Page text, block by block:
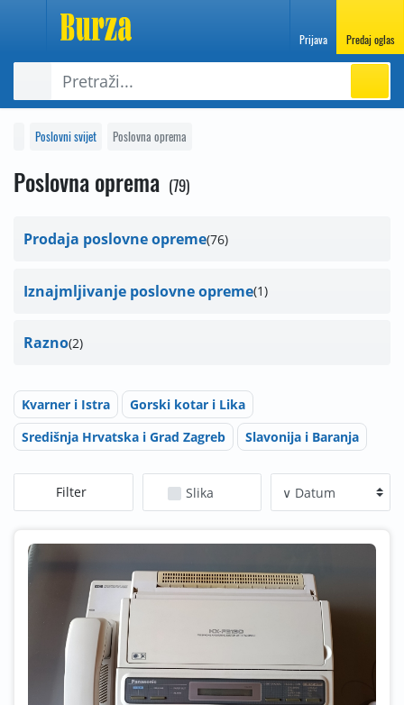
Prijava Predaj oglas
Poslovni svijet Poslovna oprema
Poslovna oprema 79
Prodaja poslovne opreme 76
Iznajmljivanje poslovne opreme 1
Razno 2
Kvarner i Istra
Gorski kotar i Lika
Središnja Hrvatska i Grad Zagreb
Slavonija i Baranja
Filter Slika